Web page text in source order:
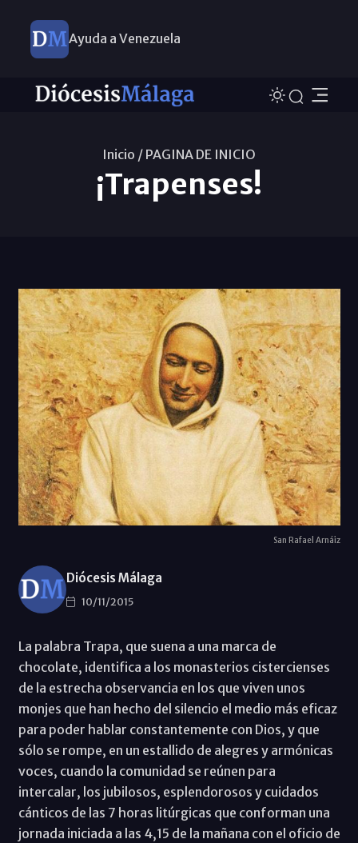
Ayuda a Venezuela
Inicio / PAGINA DE INICIO
¡Trapenses!
San Rafael Arnáiz
Diócesis Málaga
10/11/2015
La palabra Trapa, que suena a una marca de
chocolate, identifica a los monasterios cistercienses
de la estrecha observancia en los que viven unos
monjes que han hecho del silencio el medio más eficaz
para poder hablar constantemente con Dios, y que
sólo se rompe, en un estallido de alegres y armónicas
voces, cuando la comunidad se reúnen para
intercalar, los jubilosos, esplendorosos y cuidados
cánticos de las 7 horas litúrgicas que conforman una
jornada iniciada a las 4,15 de la mañana con el oficio de